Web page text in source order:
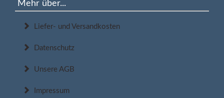
Mehr über...
Liefer- und Versandkosten
Datenschutz
Unsere AGB
Impressum